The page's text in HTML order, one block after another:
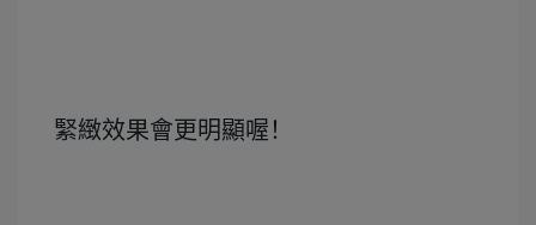
緊緻效果會更明顯喔！